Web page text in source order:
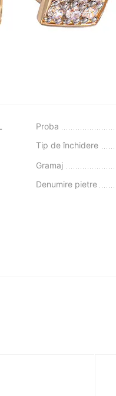
Proba
Tip de închidere
Gramaj
Denumire pietre